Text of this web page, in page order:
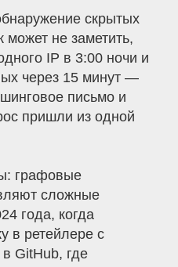
скрытых
может не заметить,
IP в 3:00 ночи и
через 15 минут —
письмо и
пришли из одной
графовые
сложные
года, когда
в ретейлере с
GitHub, где